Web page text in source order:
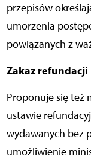
przepisów
umorzenia
powiązanych z
Zakaz
Proponuje się też
ustawie
wydawanych bez
umożliwienie